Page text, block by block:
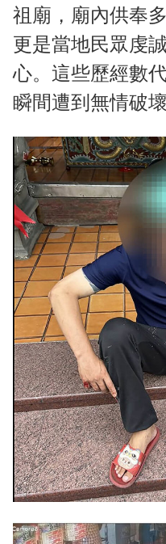
祖廟，廟內供奉
更是當地民眾虔
心。這些歷經數
瞬間遭到無情破壞